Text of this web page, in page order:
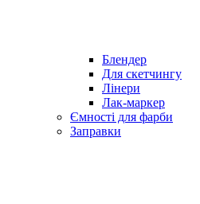
Блендер
Для скетчингу
Лінери
Лак-маркер
Ємності для фарби
Заправки